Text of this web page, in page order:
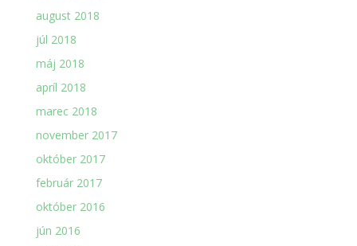
august 2018
júl 2018
máj 2018
apríl 2018
marec 2018
november 2017
október 2017
február 2017
október 2016
jún 2016